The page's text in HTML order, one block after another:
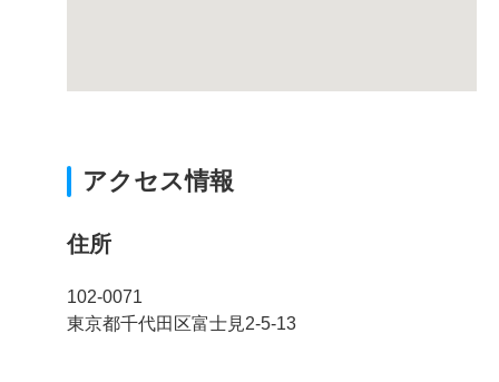
アクセス情報
住所
102-0071
東京都千代田区富士見2-5-13